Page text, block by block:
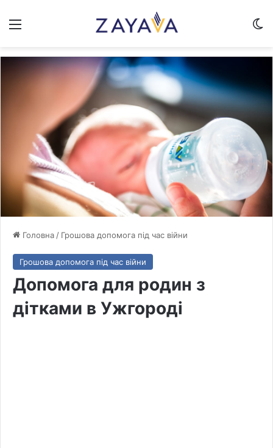
Меню
Головна/ Грошова допомога під час війни
Грошова допомога під час війни
Допомога для родин з
дітками в Ужгороді